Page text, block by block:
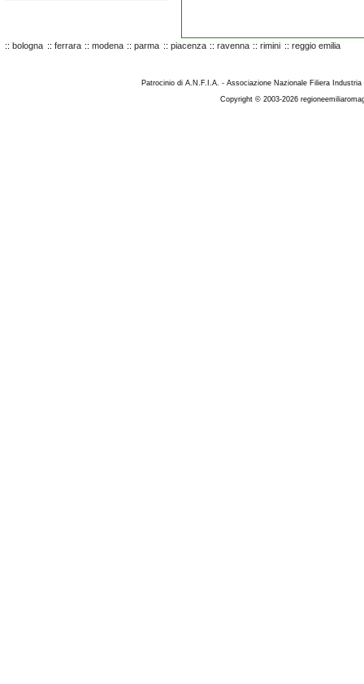
:: bologna :: ferrara :: modena :: parma :: piacenza :: ravenna :: rimini :: reggio emilia
Patrocinio di A.N.F.I.A. - Associazione Nazionale Filiera
Copyright © 2003-2026